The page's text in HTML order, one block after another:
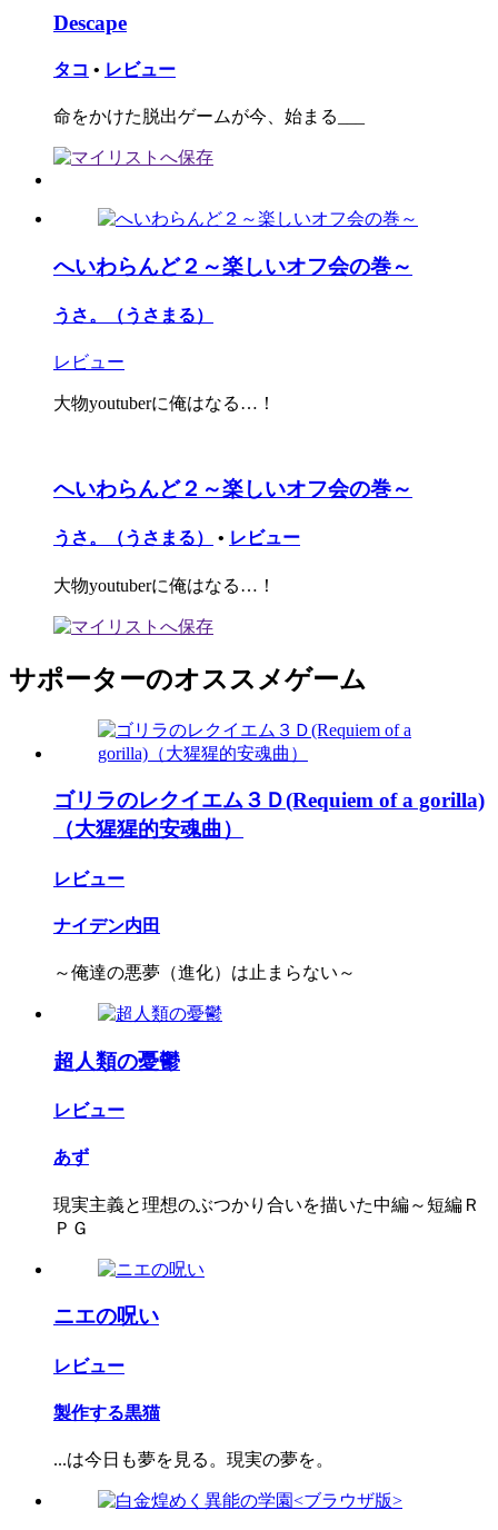
Descape
タコ • レビュー
命をかけた脱出ゲームが今、始まる___
へいわらんど２～楽しいオフ会の巻～
うさ。（うさまる）
レビュー
大物youtuberに俺はなる…！
へいわらんど２～楽しいオフ会の巻～
うさ。（うさまる） • レビュー
大物youtuberに俺はなる…！
サポーターのオススメゲーム
ゴリラのレクイエム３Ｄ(Requiem of a gorilla)
（大猩猩的安魂曲）
レビュー
ナイデン内田
～俺達の悪夢（進化）は止まらない～
超人類の憂鬱
レビュー
あず
現実主義と理想のぶつかり合いを描いた中編～短編Ｒ
ＰＧ
ニエの呪い
レビュー
製作する黒猫
...は今日も夢を見る。現実の夢を。